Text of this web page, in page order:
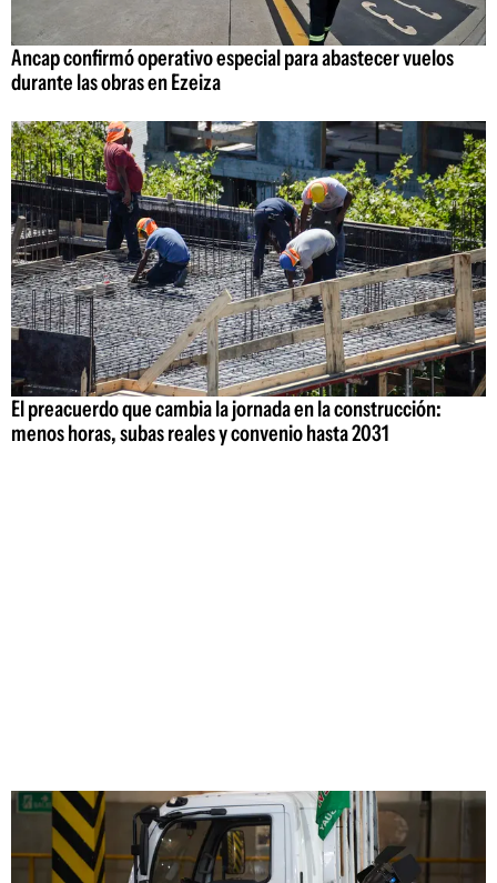
Ancap confirmó operativo especial para abastecer vuelos
durante las obras en Ezeiza
El preacuerdo que cambia la jornada en la construcción:
menos horas, subas reales y convenio hasta 2031